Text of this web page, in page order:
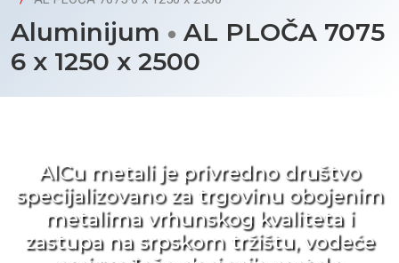
Aluminijum
AL PLOČA 7075
6 x 1250 x 2500
AlCu metali je privredno društvo
specijalizovano za trgovinu obojenim
metalima vrhunskog kvaliteta i
zastupa na srpskom tržištu, vodeće